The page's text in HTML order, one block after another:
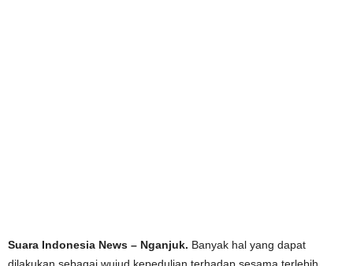
Suara Indonesia News – Nganjuk. Banyak hal yang dapat